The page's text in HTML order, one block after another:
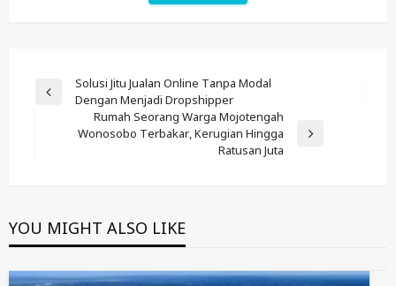
Post
Navigation
Previous
Solusi Jitu Jualan Online Tanpa Modal
Dengan Menjadi Dropshipper
Rumah Seorang Warga Mojotengah
Wonosobo Terbakar, Kerugian Hingga
Ratusan Juta
YOU MIGHT ALSO LIKE